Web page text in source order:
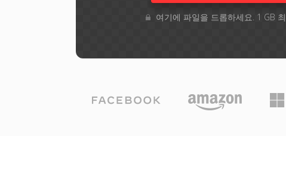
여기에 파일을 드롭하세요. 1 GB